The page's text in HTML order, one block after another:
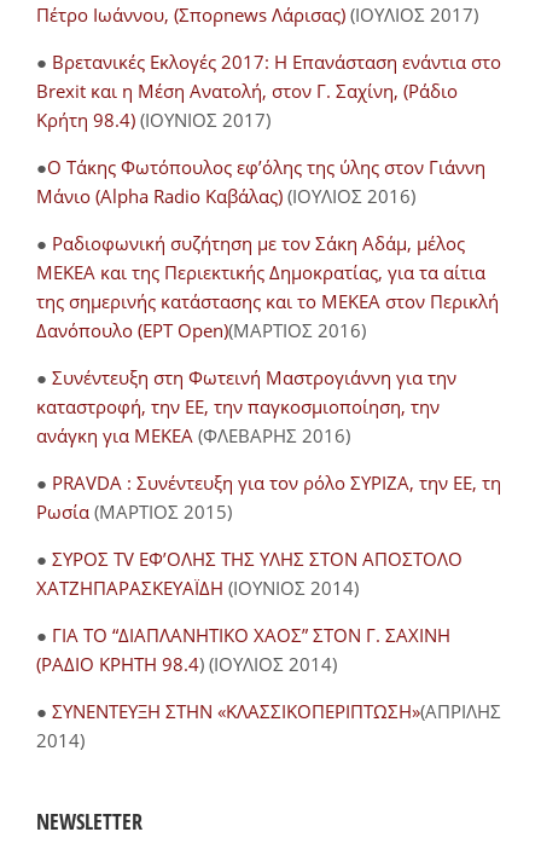
Πέτρο Ιωάννου, (Σπορnews Λάρισας) (ΙΟΥΛΙΟΣ 2017)
● Βρετανικές Εκλογές 2017: Η Επανάσταση ενάντια στο
Brexit και η Μέση Ανατολή, στον Γ. Σαχίνη, (Ράδιο
Κρήτη 98.4) (ΙΟΥΝΙΟΣ 2017)
●O Τάκης Φωτόπουλος εφ’όλης της ύλης στον Γιάννη
Μάνιο (Alpha Radio Καβάλας) (ΙΟΥΛΙΟΣ 2016)
● Ραδιοφωνική συζήτηση με τον Σάκη Αδάμ, μέλος
ΜΕΚΕΑ και της Περιεκτικής Δημοκρατίας, για τα αίτια
της σημερινής κατάστασης και το ΜΕΚΕΑ στον Περικλή
Δανόπουλο (ΕΡΤ Open)(ΜΑΡΤΙΟΣ 2016)
● Συνέντευξη στη Φωτεινή Μαστρογιάννη για την
καταστροφή, την ΕΕ, την παγκοσμιοποίηση, την
ανάγκη για ΜΕΚΕΑ (ΦΛΕΒΑΡΗΣ 2016)
● PRAVDA : Συνέντευξη για τον ρόλο ΣΥΡΙΖΑ, την ΕΕ, τη
Ρωσία (ΜΑΡΤΙΟΣ 2015)
● ΣΥΡΟΣ TV ΕΦ’ΟΛΗΣ ΤΗΣ ΥΛΗΣ ΣΤΟΝ ΑΠΟΣΤΟΛΟ
ΧΑΤΖΗΠΑΡΑΣΚΕΥΑΪΔΗ (ΙΟΥΝΙΟΣ 2014)
● ΓΙΑ ΤΟ “ΔΙΑΠΛΑΝΗΤΙΚΟ ΧΑΟΣ” ΣΤΟΝ Γ. ΣΑΧΙΝΗ
(ΡΑΔΙΟ ΚΡΗΤΗ 98.4) (ΙΟΥΛΙΟΣ 2014)
● ΣΥΝΕΝΤΕΥΞΗ ΣΤΗΝ «ΚΛΑΣΣΙΚΟΠΕΡΙΠΤΩΣΗ»(ΑΠΡΙΛΗΣ
2014)
NEWSLETTER